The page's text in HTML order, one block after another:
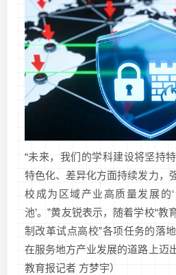
“未来，我们的学科建设将坚持
特色化、差异化方面持续发力，
校成为区域产业高质量发展的
池’。”黄友锐表示，随着学校“
制改革试点高校”各项任务的落
在服务地方产业发展的道路上迈
教育报记者 方梦宇）